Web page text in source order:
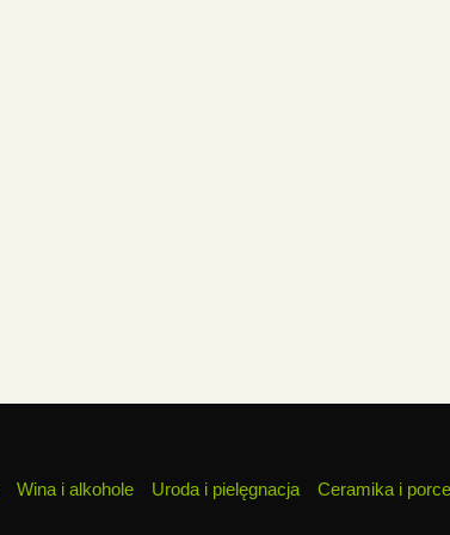
Wina i alkohole Uroda i pielęgnacja Ceramika i